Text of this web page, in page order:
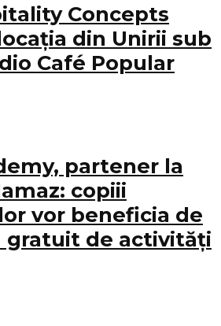
Concepts
din Unirii sub
Café Popular
partener la
copiii
vor beneficia de
gratuit de activități